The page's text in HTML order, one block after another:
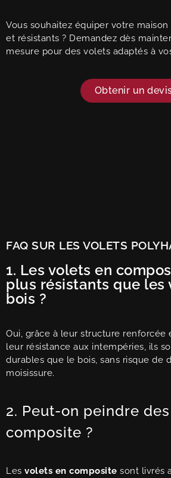
Vous souhaitez équiper votre maison
et résistants ? Demandez dès
mesure pour des volets adaptés à
Obtenir un
FAQ SUR LES VOLETS
1. Les volets en
plus résistants que les
bois ?
Oui, grâce à leur structure renforcée
leur résistance aux intempéries, ils
durables que le bois, sans risque de
moisissure.
2. Peut-on peindre
composite ?
Les volets en composite sont livrés